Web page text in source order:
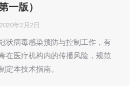
一版）
2020年2月2日
状病毒感染预防与控制工作，有
在医疗机构内的传播风险，规范
定本技术指南。